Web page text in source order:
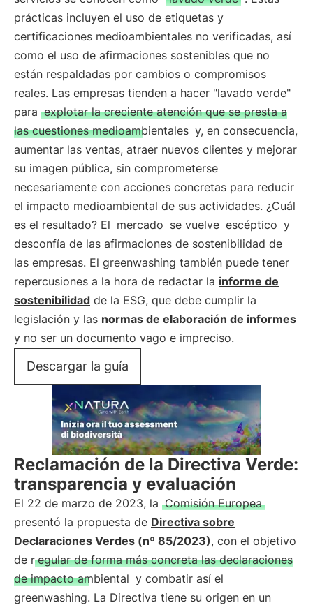
prácticas incluyen el uso de etiquetas y
certificaciones medioambientales no verificadas, así
como el uso de afirmaciones sostenibles que no
están respaldadas por cambios o compromisos
reales. Las empresas tienden a hacer "lavado verde"
para explotar la creciente atención que se presta a
las cuestiones medioambientales y, en consecuencia,
aumentar las ventas, atraer nuevos clientes y mejorar
su imagen pública, sin comprometerse
necesariamente con acciones concretas para reducir
el impacto medioambiental de sus actividades. ¿Cuál
es el resultado? El mercado se vuelve escéptico y
desconfía de las afirmaciones de sostenibilidad de
las empresas. El greenwashing también puede tener
repercusiones a la hora de redactar la informe de
sostenibilidad de la ESG, que debe cumplir la
legislación y las normas de elaboración de informes
y no ser un documento vago e impreciso.
Descargar la guía
Reclamación de la Directiva Verde:
transparencia y evaluación
El 22 de marzo de 2023, la Comisión Europea
presentó la propuesta de Directiva sobre
Declaraciones Verdes (nº 85/2023), con el objetivo
de r egular de forma más concreta las declaraciones
de impacto ambiental y combatir así el
greenwashing. La Directiva tiene su origen en un